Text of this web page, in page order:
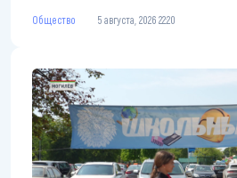
Общество 5 августа, 2026 22:20